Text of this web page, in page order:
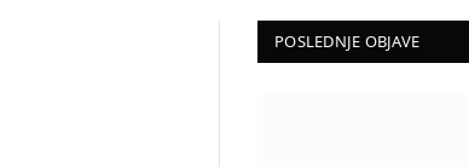
POSLEDNJE OBJAVE